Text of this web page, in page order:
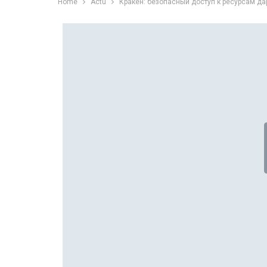
Home Actu Кракен: безопасный доступ к ресурсам